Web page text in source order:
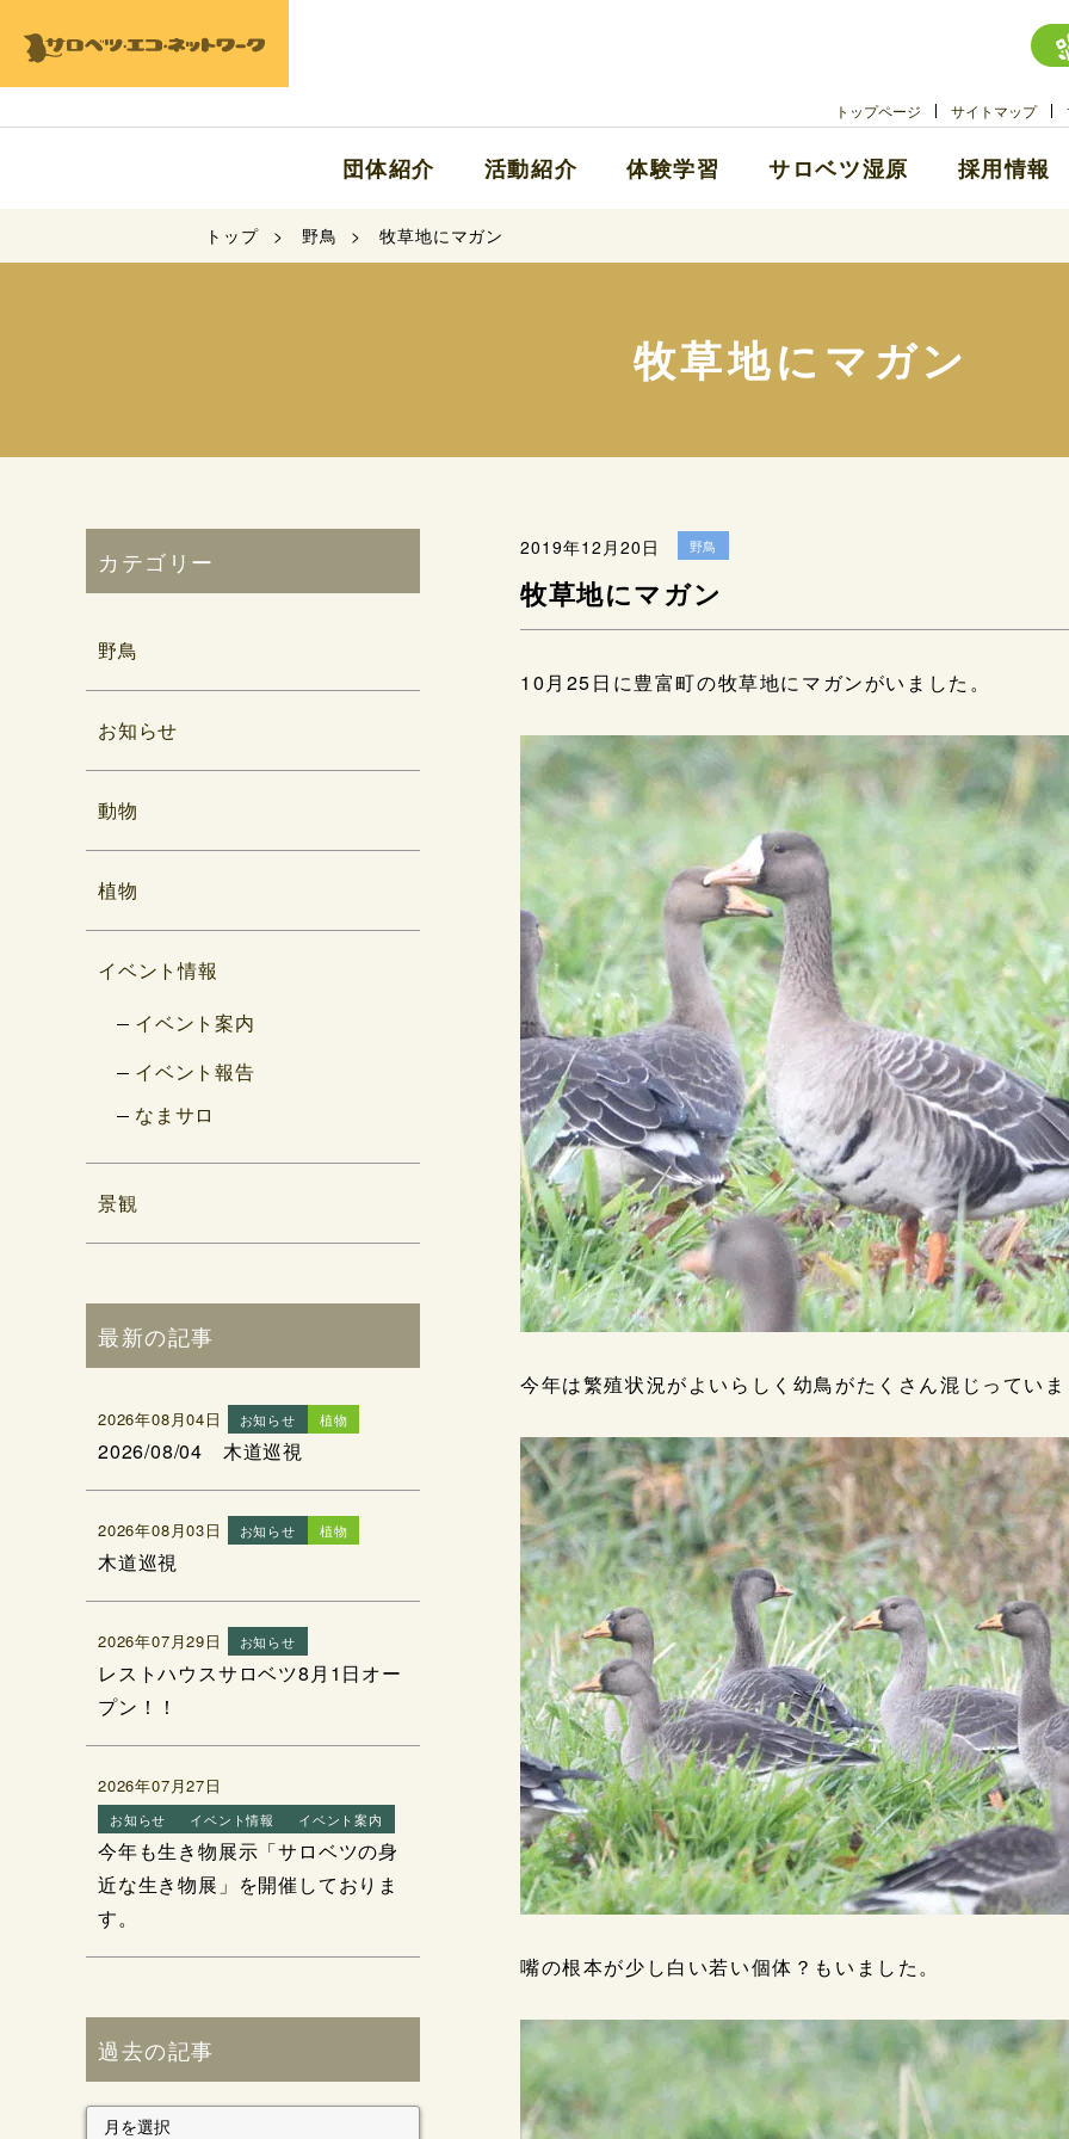
トップページ サイトマップ
団体紹介 活動紹介 体験学習 サロベツ湿原 採用情報
トップ 野鳥 牧草地にマガン
牧草地にマガン
2019年12月20日 野鳥
牧草地にマガン
10月25日に豊富町の牧草地にマガンがいました。
今年は繁殖状況がよいらしく幼鳥がたくさん混じってい
嘴の根本が少し白い若い個体？もいました。
カテゴリー
野鳥
お知らせ
動物
植物
イベント情報
イベント案内
イベント報告
なまサロ
景観
最新の記事
2026年08月04日 お知らせ 植物
2026/08/04 木道巡視
2026年08月03日 お知らせ 植物
木道巡視
2026年07月29日 お知らせ
レストハウスサロベツ8月1日オー
プン！！
2026年07月27日
お知らせ イベント情報 イベント案内
今年も生き物展示「サロベツの身
近な生き物展」を開催しておりま
す。
過去の記事